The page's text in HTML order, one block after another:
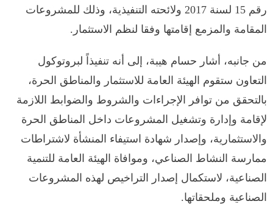
رقم 15 لسنة 2017 ولائحته التنفيذية، وذلك للمشروعات
المقامة والمزمع إقامتها وفقا لنظم الاستثمار.
من جانبه، أشار حسام هيبة، إلى أنه تنفيذاً لبروتوكول
التعاون ستقوم الهيئة العامة للاستثمار والمناطق الحرة،
بالتحقق من توافر الإجراءات والشروط والضوابط اللازمة
لإقامة وإدارة وتشغيل المشروعات داخل المناطق الحرة
والاستثمارية، وإصدار شهادة استيفاء المنشأة لاشتراطات
ممارسة النشاط الصناعي، وموافاة الهيئة العامة للتنمية
الصناعية، لاستكمال إصدار التراخيص لهذه المشروعات
الصناعية وملحقاتها.